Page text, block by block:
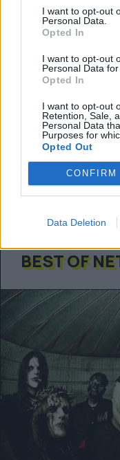
I want to opt-out
Personal Data.
Opted In
I want to opt-out
Personal Data
Opted In
I want to opt-out
Retention, Sale,
Personal Data
Purposes for
Opted Out
CONFIRM
Data Deletion
ΠΡΟΗΓ
0 SHARE
facebook
whatsapp
Ακολούθησε το
πρώτος όλα τα
BEST OF